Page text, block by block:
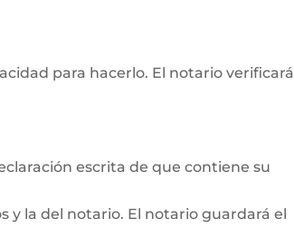
para hacerlo. El notario verificará
escrita de que contiene su
y la del notario. El notario guardará el